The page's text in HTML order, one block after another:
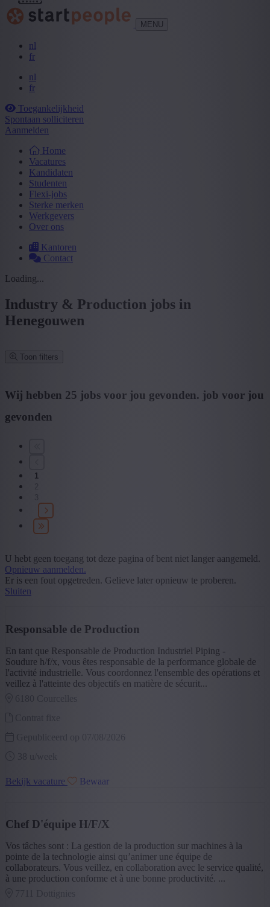
MENU
nl
fr
nl
fr
Toegankelijkheid
Spontaan solliciteren
Aanmelden
Home
Vacatures
Kandidaten
Studenten
Flexi-jobs
Sterke merken
Werkgevers
Over ons
Kantoren
Contact
Loading...
Industry & Production jobs in
Henegouwen
Toon filters
Postcode of gemeente
Mijn gekozen filters
Wis alle filters
Specialisatie: Industry & Production
Specialisatie
Industry & Production (25)
+ Toon meer
Industry(23)
Transport, Logistiek & Aankoop(2)
Bouw (1)
+ Toon meer
- Toon minder
Sector
Voeding
Andere(3)
Horeca(1)
+ Toon meer
- Toon minder
Opleiding
Secundair Onderwijs(15)
Beroepsonderwijs
Wij hebben 25 jobs voor jou gevonden. job voor jou
gevonden
1
U hebt geen toegang tot deze pagina of bent niet langer aangemeld.
Opnieuw aanmelden.
Er is een fout opgetreden. Gelieve later opnieuw te proberen.
Sluiten
Responsable de Production
En tant que Responsable de Production Industriel Piping -
Soudure h/f/x, vous êtes responsable de la performance globale de
l'activité industrielle. Vous coordonnez l'ensemble des opérations et
veillez à l'atteinte des objectifs en matière de sécurit...
6180 courcelles
Gepubliceerd op 07/08/2026
Bekijk vacature Bewaar
Chef D'équipe H/F/X
Vos tâches sont : La gestion de la production sur machines à la
pointe de la technologie ainsi qu’animer une équipe de
collaborateurs. Vous veillez, en collaboration avec le service qualité,
à une production conforme et à une bonne productivité. ...
7711 dottignies